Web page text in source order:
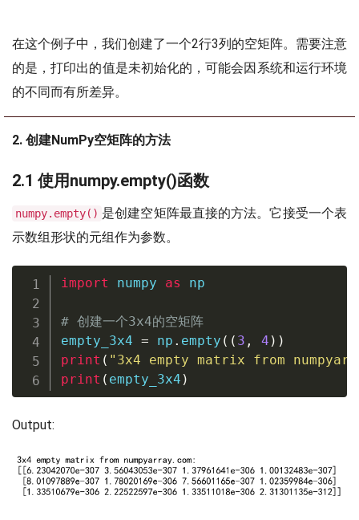
在这个例子中，我们创建了一个2行3列的空矩阵。需要注意
的是，打印出的值是未初始化的，可能会因系统和运行环境
的不同而有所差异。
2. 创建NumPy空矩阵的方法
2.1 使用numpy.empty()函数
numpy.empty() 是创建空矩阵最直接的方法。它接受一个表
示数组形状的元组作为参数。
import numpy as np
# 创建一个3x4的空矩阵
empty_3x4 = np . empty ( ( 3 , 4 ) )
print ( "3x4 empty matrix from
print ( empty_3x4 )
Output: